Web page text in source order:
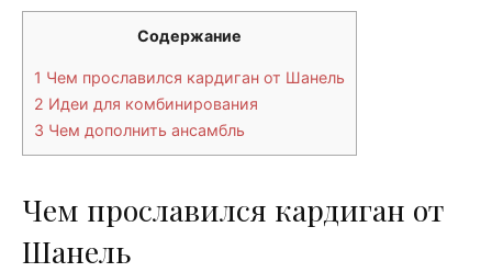
Содержание
1 Чем прославился кардиган от Шанель
2 Идеи для комбинирования
3 Чем дополнить ансамбль
Чем прославился кардиган от
Шанель